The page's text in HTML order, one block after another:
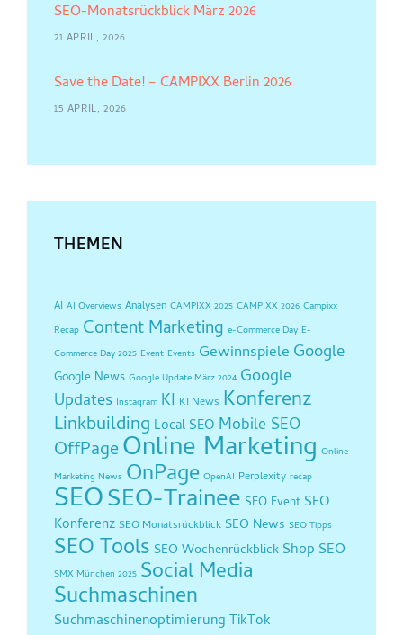
SEO-Monatsrückblick März 2026
21 APRIL, 2026
Save the Date! – CAMPIXX Berlin 2026
15 APRIL, 2026
THEMEN
AI AI Overviews Analysen CAMPIXX 2025 CAMPIXX 2026 Campixx
Recap Content Marketing e-Commerce Day E-
Commerce Day 2025 Event Events Gewinnspiele Google
Google News Google Update März 2024 Google
Updates Instagram KI KI News Konferenz
Linkbuilding Local SEO Mobile SEO
OffPageOnline Marketing Online
Marketing News OnPage OpenAI Perplexity recap
SEOSEO-Trainee SEO Event SEO
Konferenz SEO Monatsrückblick SEO News SEO Tipps
SEO Tools SEO Wochenrückblick Shop SEO
SMX München 2025 Social Media
Suchmaschinen
Suchmaschinenoptimierung TikTok